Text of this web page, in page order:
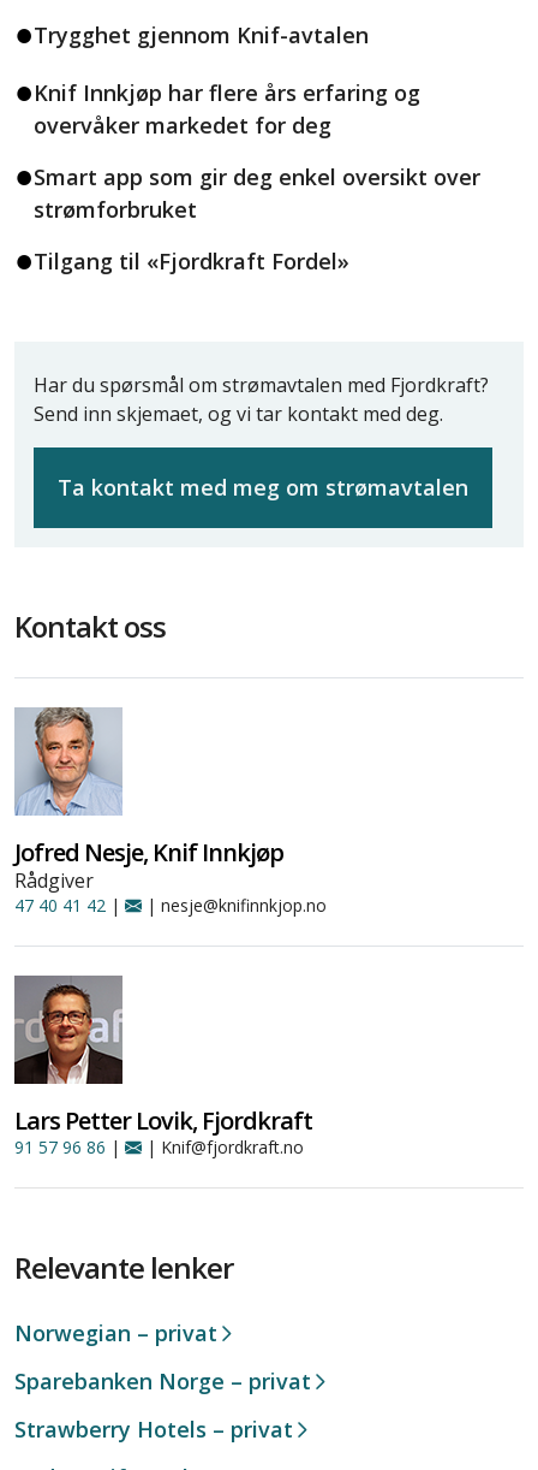
Trygghet gjennom Knif-avtalen
Knif Innkjøp har flere års erfaring og
overvåker markedet for deg
Smart app som gir deg enkel oversikt over
strømforbruket
Tilgang til «Fjordkraft Fordel»
Har du spørsmål om strømavtalen med Fjordkraft?
Send inn skjemaet, og vi tar kontakt med deg.
Ta kontakt med meg om strømavtalen
Kontakt oss
Jofred Nesje, Knif Innkjøp
Rådgiver
47 40 41 42 | | nesje@knifinnkjop.no
Lars Petter Lovik, Fjordkraft
91 57 96 86 | | Knif@fjordkraft.no
Relevante lenker
Norwegian – privat
Sparebanken Norge – privat
Strawberry Hotels – privat